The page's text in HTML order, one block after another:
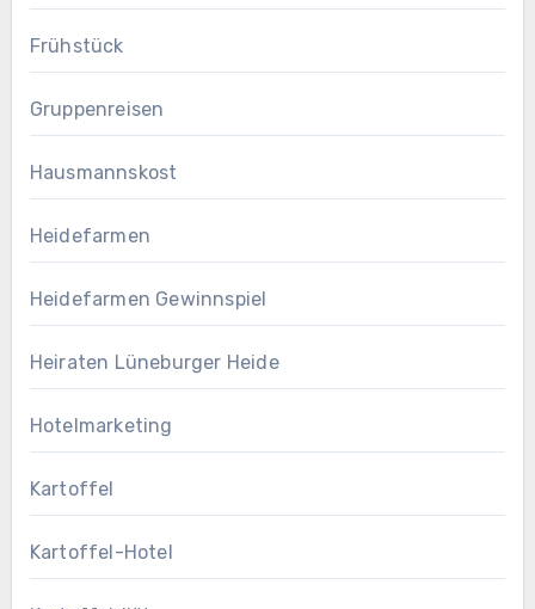
Frühstück
Gruppenreisen
Hausmannskost
Heidefarmen
Heidefarmen Gewinnspiel
Heiraten Lüneburger Heide
Hotelmarketing
Kartoffel
Kartoffel-Hotel